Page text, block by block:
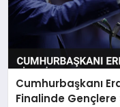
Cumhurbaşkanı
Finalinde Gençlere